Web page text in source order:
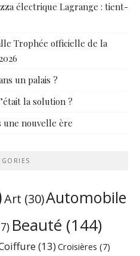
électrique Lagrange : tient-
Trophée officielle de la
un palais ?
la solution ?
une nouvelle ère
Art (30)Automobile
Beauté (144)
(13) Croisières (7)